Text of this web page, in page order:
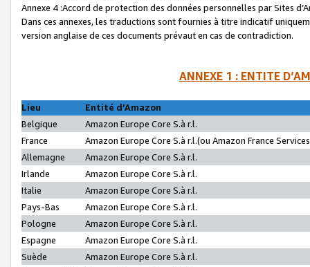
Annexe 4 :Accord de protection des données personnelles par Sites
Dans ces annexes, les traductions sont fournies à titre indicatif
version anglaise de ces documents prévaut en cas de contradiction.
ANNEXE 1 : ENTITE
Lieu
Entité d’Amazon
Belgique
Amazon Europe Core S.à r.l.
France
Amazon Europe Core S.à r.l.(ou Amazon France
Allemagne
Amazon Europe Core S.à r.l.
Irlande
Amazon Europe Core S.à r.l.
Italie
Amazon Europe Core S.à r.l.
Pays-Bas
Amazon Europe Core S.à r.l.
Pologne
Amazon Europe Core S.à r.l.
Espagne
Amazon Europe Core S.à r.l.
Suède
Amazon Europe Core S.à r.l.